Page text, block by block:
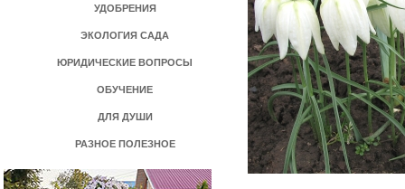
УДОБРЕНИЯ
ЭКОЛОГИЯ САДА
ЮРИДИЧЕСКИЕ ВОПРОСЫ
ОБУЧЕНИЕ
ДЛЯ ДУШИ
РАЗНОЕ ПОЛЕЗНОЕ